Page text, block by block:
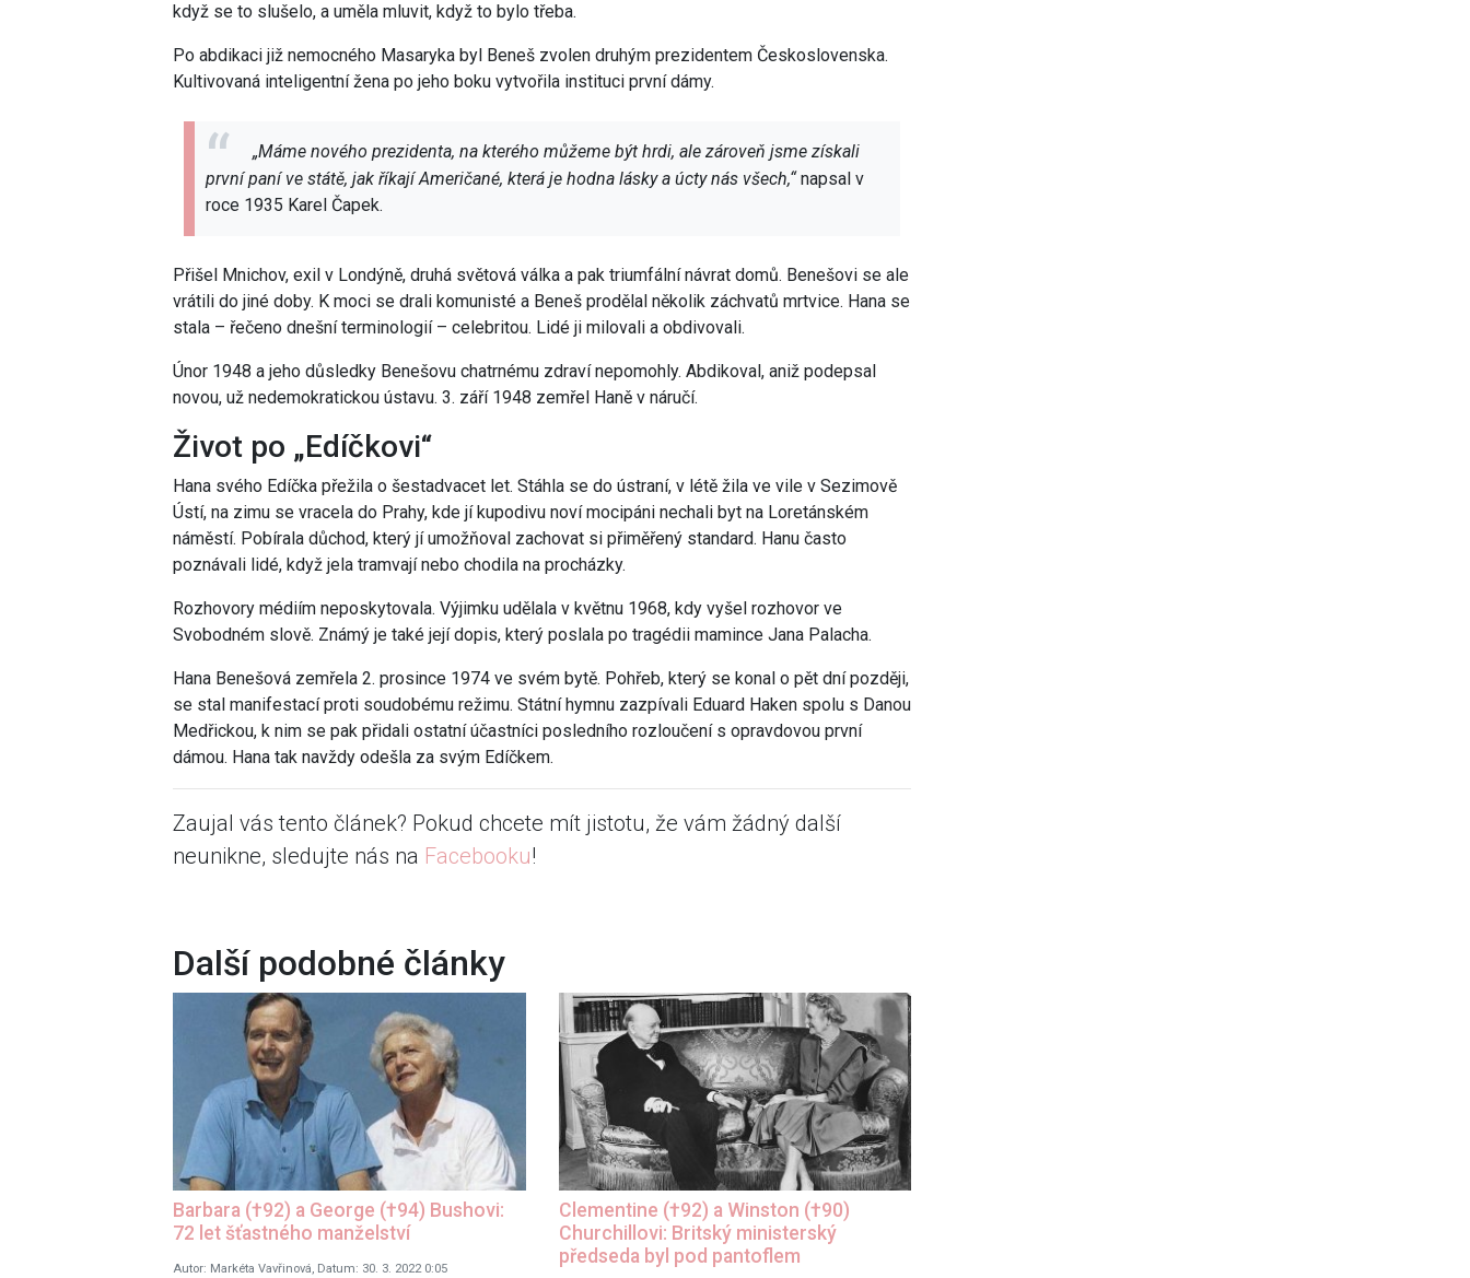
když se to slušelo, a uměla mluvit, když to bylo třeba.
Po abdikaci již nemocného Masaryka byl Beneš zvolen druhým prezidentem Československa.
Kultivovaná inteligentní žena po jeho boku vytvořila instituci první dámy.
„Máme nového prezidenta, na kterého můžeme být hrdi, ale zároveň jsme získali
první paní ve státě, jak říkají Američané, která je hodna lásky a úcty nás všech,“napsal v
roce 1935 Karel Čapek.
Přišel Mnichov, exil v Londýně, druhá světová válka a pak triumfální návrat domů. Benešovi se ale
vrátili do jiné doby. K moci se drali komunisté a Beneš prodělal několik záchvatů mrtvice. Hana se
stala – řečeno dnešní terminologií – celebritou. Lidé ji milovali a obdivovali.
Únor 1948 a jeho důsledky Benešovu chatrnému zdraví nepomohly. Abdikoval, aniž podepsal
novou, už nedemokratickou ústavu. 3. září 1948 zemřel Haně v náručí.
Život po „Edíčkovi“
Hana svého Edíčka přežila o šestadvacet let. Stáhla se do ústraní, v létě žila ve vile v Sezimově
Ústí, na zimu se vracela do Prahy, kde jí kupodivu noví mocipáni nechali byt na Loretánském
náměstí. Pobírala důchod, který jí umožňoval zachovat si přiměřený standard. Hanu často
poznávali lidé, když jela tramvají nebo chodila na procházky.
Rozhovory médiím neposkytovala. Výjimku udělala v květnu 1968, kdy vyšel rozhovor ve
Svobodném slově. Známý je také její dopis, který poslala po tragédii mamince Jana Palacha.
Hana Benešová zemřela 2. prosince 1974 ve svém bytě. Pohřeb, který se konal o pět dní později,
se stal manifestací proti soudobému režimu. Státní hymnu zazpívali Eduard Haken spolu s Danou
Medřickou, k nim se pak přidali ostatní účastníci posledního rozloučení s opravdovou první
dámou. Hana tak navždy odešla za svým Edíčkem.
Zaujal vás tento článek? Pokud chcete mít jistotu, že vám žádný další
neunikne, sledujte nás na Facebooku!
Další podobné články
Barbara (†92) a George (†94) Bushovi:
72 let šťastného manželství
Autor: Markéta Vavřinová, Datum: 30. 3. 2022 0:05
Clementine (†92) a Winston (†90)
Churchillovi: Britský ministerský
předseda byl pod pantoflem